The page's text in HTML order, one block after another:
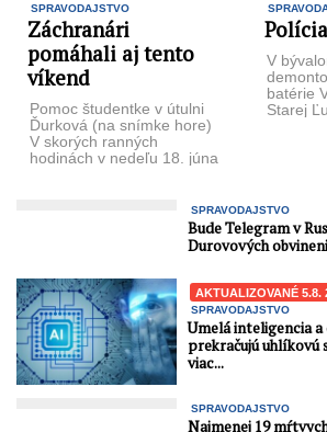
SPRAVODAJSTVO
Záchranári
pomáhali aj tento
víkend
Pomoc študentke v útulni
Ďurková (na snímke hore)
V skorých ranných
hodinách v nedeľu 18. júna
V
batérie
Starej
SPRAVODAJSTVO
Bude Telegram v
Durovových
AKTUALIZOVANÉ 5.8.
SPRAVODAJSTVO
Umelá inteligencia
prekračujú uhlíkovú
viac...
SPRAVODAJSTVO
Najmenej 19